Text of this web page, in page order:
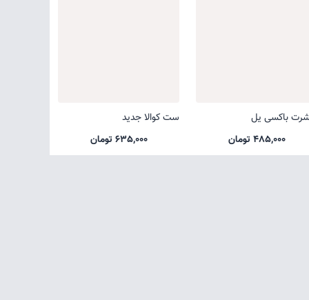
باکسی یل
485,000 تومان
ست کوالا جدید
635,000 تومان